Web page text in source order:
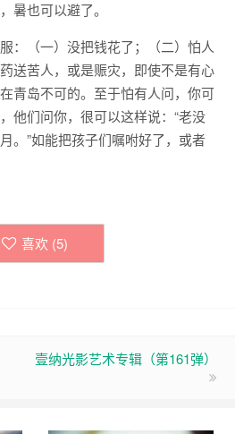
暑也可以避了。
：（一）没把钱花了；（二）怕人
送苦人，或是赈灾，即使不是有心
青岛不可的。至于怕有人问，你可
他们问你，很可以这样说：“老没
。”如能把孩子们嘱咐好了，或者
喜欢 (5)
壹纳光影艺术专辑（第161弹）